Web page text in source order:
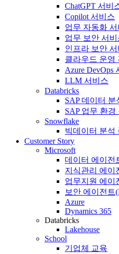
ChatGPT 서비
Copilot 서비스
업무 자동화 서
업무 보안 서비
인프라 보안 서
클라우드 운영
Azure DevOps
LLM 서비스
Databricks
SAP 데이터
SAP 업무 환경
Snowflake
빅데이터 분석
Customer Story
Microsoft
데이터 에이전
지식관리 에이
업무지원 에이
보안 에이전트
Azure
Dynamics 365
Databricks
Lakehouse
School
기업체 교육